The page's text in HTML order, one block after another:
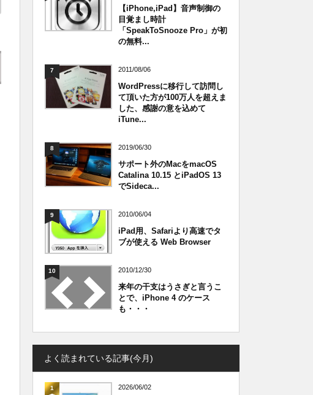
【iPhone,iPad】音声制御の
目覚まし時計
「SpeakToSnooze Pro」が初
の無料...
7 2011/08/06
WordPressに移行して訪問し
て頂いた方が100万人を超えま
した、感謝の意を込めて
iTune...
8 2019/06/30
サポート外のMacをmacOS
Catalina 10.15 とiPadOS 13
でSideca...
9 2010/06/04
iPad用、Safariより高速でタ
ブが使える Web Browser
10 2010/12/30
来年の干支はうさぎと言うこ
とで、iPhone 4 のケース
も・・・
よく読まれている記事(今月)
1 2026/06/02